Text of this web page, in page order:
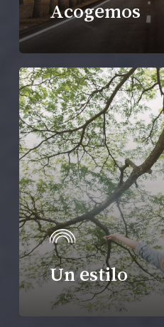
Acogemos
Un estilo